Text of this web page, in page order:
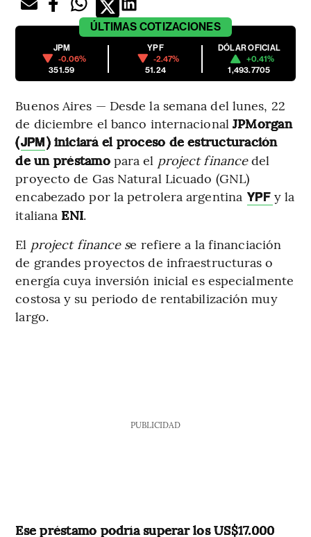
ÚLTIMAS COTIZACIONES
JPM
-0.06%
351.59
YPF
-2.47%
51.24
DÓLAR OFICIAL
+0.41%
1,493.7705
Buenos Aires — Desde la semana del lunes, 22
de diciembre el banco internacional JPMorgan
(JPM) iniciará el proceso de estructuración
de un préstamopara el project financedel
proyecto de Gas Natural Licuado (GNL)
encabezado por la petrolera argentina YPF y la
italiana ENI.
El project finance se refiere a la financiación
de grandes proyectos de infraestructuras o
energía cuya inversión inicial es especialmente
costosa y su periodo de rentabilización muy
largo.
PUBLICIDAD
Ese préstamo podría superar los US$17.000